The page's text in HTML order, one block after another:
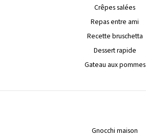
Crêpes salées
Repas entre ami
Recette bruschetta
Dessert rapide
Gateau aux pommes
Gnocchi maison